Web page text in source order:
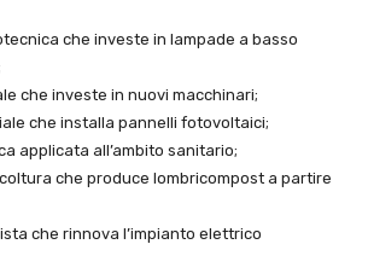
che investe in lampade a basso
che investe in nuovi macchinari;
che installa pannelli fotovoltaici;
applicata all’ambito sanitario;
che produce lombricompost a partire
che rinnova l’impianto elettrico